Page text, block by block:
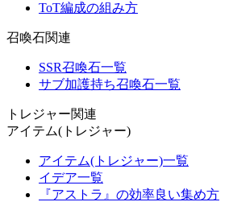
ToT編成の組み方
召喚石関連
SSR召喚石一覧
サブ加護持ち召喚石一覧
トレジャー関連
アイテム(トレジャー)
アイテム(トレジャー)一覧
イデア一覧
『アストラ』の効率良い集め方